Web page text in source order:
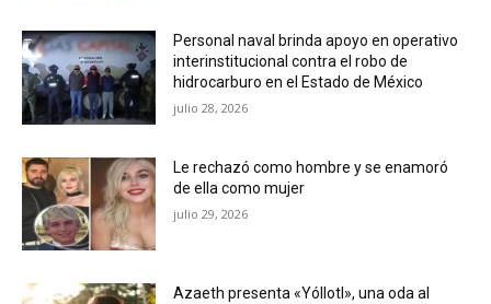
Personal naval brinda apoyo en operativo
interinstitucional contra el robo de
hidrocarburo en el Estado de México
julio 28, 2026
Le rechazó como hombre y se enamoró
de ella como mujer
julio 29, 2026
Azaeth presenta «Yóllotl», una oda al